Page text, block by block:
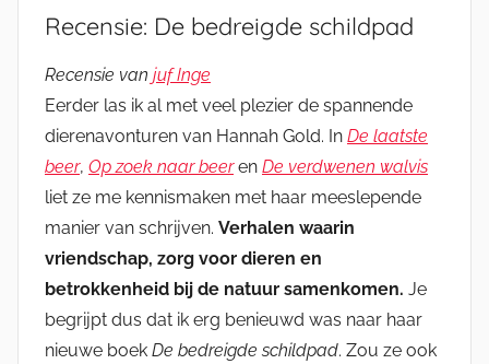
Recensie: De bedreigde schildpad
Recensie van juf Inge
Eerder las ik al met veel plezier de spannende
dierenavonturen van Hannah Gold. In De laatste
beer, Op zoek naar beeren De verdwenen walvis
liet ze me kennismaken met haar meeslepende
manier van schrijven. Verhalen waarin
vriendschap, zorg voor dieren en
betrokkenheid bij de natuur samenkomen. Je
begrijpt dus dat ik erg benieuwd was naar haar
nieuwe boek De bedreigde schildpad. Zou ze ook